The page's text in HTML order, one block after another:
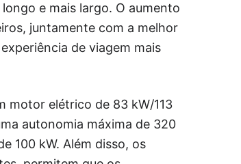
e mais largo. O aumento
juntamente com a melhor
de viagem mais
motor elétrico de 83 kW/113
autonomia máxima de 320
100 kW. Além disso, os